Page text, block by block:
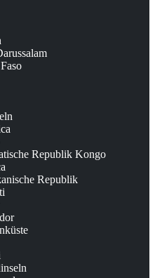
Republik Kongo
Republik